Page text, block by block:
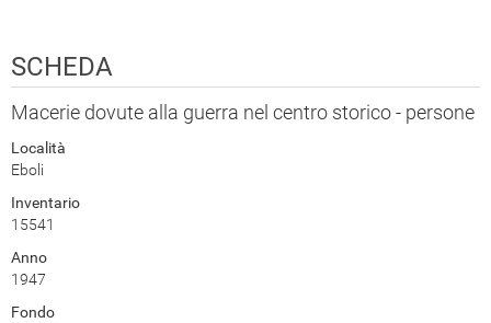
SCHEDA
Macerie dovute alla guerra nel centro storico - persone
Località
Eboli
Inventario
15541
Anno
1947
Fondo